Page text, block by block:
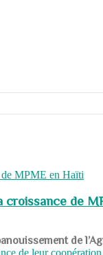
croissance de
de